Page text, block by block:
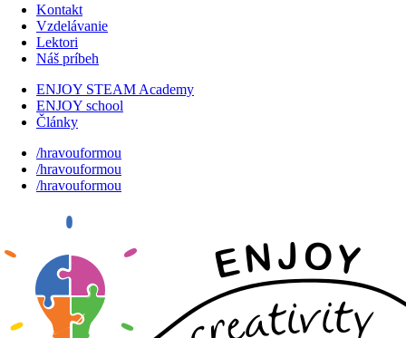
Kontakt
Vzdelávanie
Lektori
Náš príbeh
ENJOY STEAM Academy
ENJOY school
Články
/hravouformou
/hravouformou
/hravouformou